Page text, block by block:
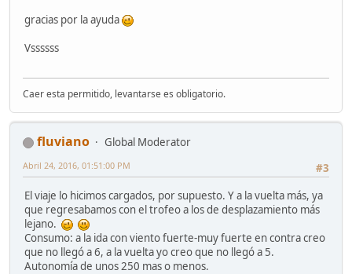
gracias por la ayuda
Vssssss
Caer esta permitido, levantarse es obligatorio.
fluviano
Global Moderator
#3
Abril 24, 2016, 01:51:00 PM
El viaje lo hicimos cargados, por supuesto. Y a la vuelta más, ya
que regresabamos con el trofeo a los de desplazamiento más
lejano.
Consumo: a la ida con viento fuerte-muy fuerte en contra creo
que no llegó a 6, a la vuelta yo creo que no llegó a 5.
Autonomía de unos 250 mas o menos.